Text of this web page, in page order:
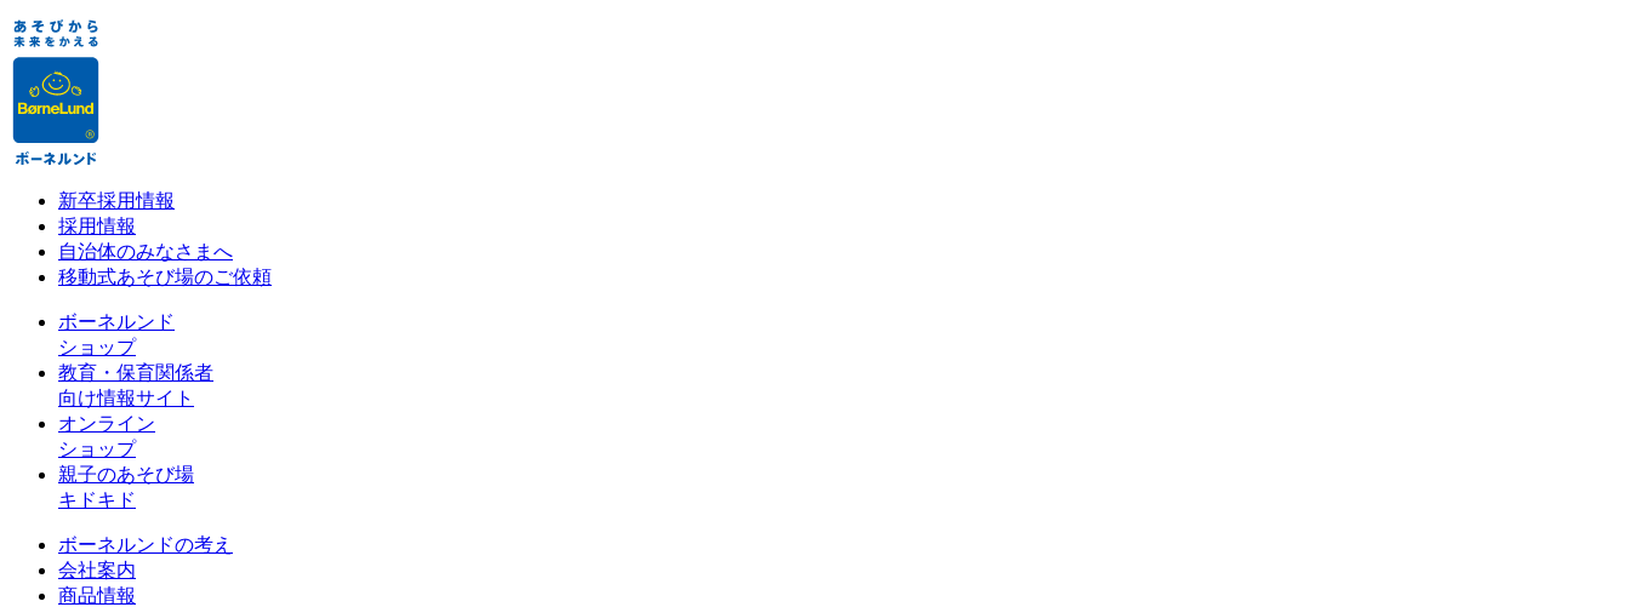
新卒採用情報
採用情報
自治体のみなさまへ
移動式あそび場のご依頼
ボーネルンド
ショップ
教育・保育関係者
向け情報サイト
オンライン
ショップ
親子のあそび場
キドキド
ボーネルンドの考え
会社案内
商品情報